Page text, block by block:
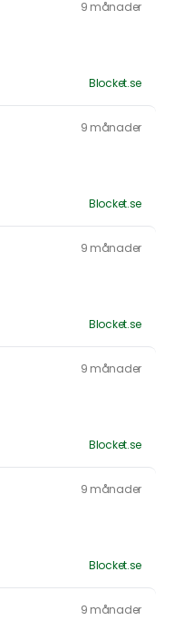
9 månader
Blocket.se
9 månader
Blocket.se
9 månader
Blocket.se
9 månader
Blocket.se
9 månader
Blocket.se
9 månader